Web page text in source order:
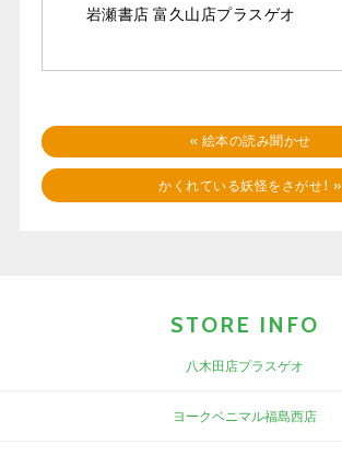
岩瀬書店 富久山店プラスゲオ
« 絵本の読み聞かせ
かくれている妖怪をさがせ！»
STORE INFO
八木田店プラスゲオ
ヨークベニマル福島西店